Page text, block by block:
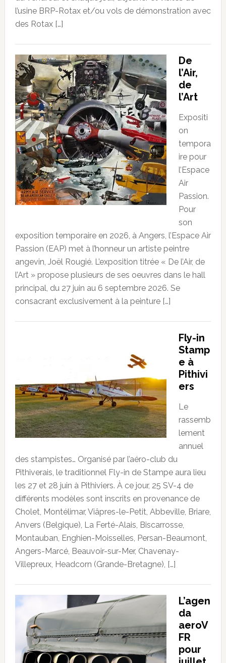
l’usine BRP-Rotax et/ou vols de démonstration avec
des Rotax […]
De
l’Air,
de
l’Art
Expositi
on
tempora
ire pour
l’Espace
Air
Passion.
Pour
son
exposition temporaire en 2026, à Angers, l’Espace Air
Passion (EAP) met à l’honneur un artiste peintre
angevin, Joël Rougié. L’exposition titrée « De l’Air, de
l’Art » propose plusieurs de ses oeuvres dans le hall
principal, du 27 juin au 6 septembre 2026. Se
consacrant exclusivement à la peinture […]
Fly-in
Stamp
e à
Pithivi
ers
Le
rassemb
lement
annuel
des stampistes… Organisé par l’aéro-club du
Pithiverais, le traditionnel Fly-in de Stampe aura lieu
les 27 et 28 juin à Pithiviers. À ce jour, 25 SV-4 de
différents modèles sont inscrits en provenance de
Cholet, Montélimar, Viâpres-le-Petit, Abbeville, Briare,
Anvers (Belgique), La Ferté-Alais, Biscarrosse,
Montauban, Enghien-Moisselles, Persan-Beaumont,
Angers-Marcé, Beauvoir-sur-Mer, Chavenay-
Villepreux, Headcorn (Grande-Bretagne), […]
L’agen
da
aeroV
FR
pour